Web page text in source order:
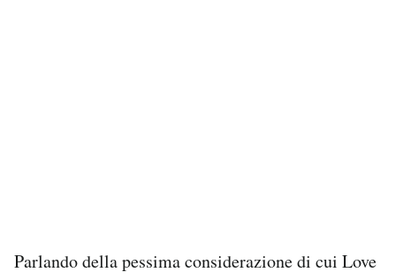
Parlando della pessima considerazione di cui Love